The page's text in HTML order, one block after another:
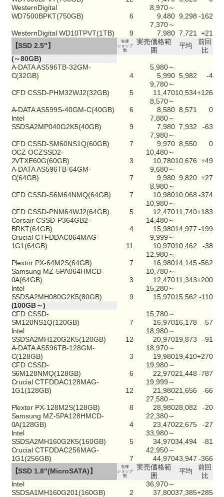
WesternDigital
WD7500BPKT(750GB)
6
8,970～
9,480 9,298 -162
WesternDigital WD10TPVT(1TB) 9
7,370～
7,980 7,721
+21
【SSD 2.5"】
在庫
ショップ
数
実売価格範
囲
平均
前回
比
(～80GB)
A-DATA AS596TB-32GM-
C(32GB)
4
5,980～
5,990 5,982 -4
CFD CSSD-PHM32WJ2(32GB) 5
9,780～
11,47010,534+126
A-DATA AS599S-40GM-C(40GB) 6
8,570～
8,580 8,571
0
Intel
SSDSA2MP040G2K5(40GB)
9
7,880～
7,980 7,932 -63
CFD CSSD-SM60NS1Q(60GB) 7
7,980～
9,970 8,550
0
OCZ OCZSSD2-
2VTXE60G(60GB)
3
10,480～
10,78010,676 +49
A-DATA AS596TB-64GM-
C(64GB)
7
9,680～
9,980 9,820 +27
CFD CSSD-S6M64NMQ(64GB) 7
8,980～
10,98010,068 -374
CFD CSSD-PNM64WJ2(64GB) 5
10,980～
12,47011,740+183
Corsair CSSD-P364GB2-
BRKT(64GB)
4
14,480～
15,98014,977 -199
Crucial CTFDDAC064MAG-
1G1(64GB)
11
9,999～
10,97010,462 -38
Plextor PX-64M2S(64GB) 7
12,980～
16,98014,145 -562
Samsung MZ-5PA064HMCD-
0A(64GB)
3
10,780～
12,47011,343+200
Intel
SSDSA2MH080G2K5(80GB)
9
15,280～
15,97015,562 -110
(100GB～)
CFD CSSD-
SM120NS1Q(120GB)
7
15,780～
16,97016,178
-57
Intel
SSDSA2MH120G2K5(120GB)
12
18,980～
20,97019,873
-91
A-DATA AS596TB-128GM-
C(128GB)
3
18,970～
19,98019,410+270
CFD CSSD-
S6M128NMQ(128GB)
6
19,980～
22,97021,448 -787
Crucial CTFDDAC128MAG-
1G1(128GB)
12
19,999～
21,98021,656 -66
Plextor PX-128M2S(128GB) 8
27,580～
28,98028,082
-20
Samsung MZ-5PA128HMCD-
0A(128GB)
4
22,380～
23,47022,675
-27
Intel
SSDSA2MH160G2K5(160GB)
5
33,980～
34,97034,494
-81
Crucial CTFDDAC256MAG-
1G1(256GB)
7
42,950～
44,97043,947 -366
【SSD 1.8"(MicroSATA)】
在庫
ショップ
数
実売価格範
囲
平均
前回
比
Intel
SSDSA1MH160G201(160GB)
2
36,970～
37,80037,385+285